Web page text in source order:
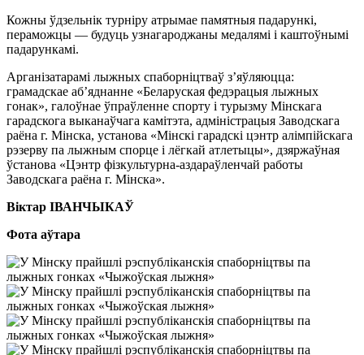
Кожны ўдзельнік турніру атрымае памятныя падарункі,
пераможцы — будуць узнагароджаны медалямі і каштоўнымі
падарункамі.
Арганізатарамі лыжных спаборніцтваў з’яўляюцца:
грамадскае аб’яднанне «Беларуская федэрацыя лыжных
гонак», галоўнае ўпраўленне спорту і турызму Мінскага
гарадскога выканаўчага камітэта, адміністрацыя Заводскага
раёна г. Мінска, установа «Мінскі гарадскі цэнтр алімпійскага
рэзерву па лыжным спорце і лёгкай атлетыцы», дзяржаўная
ўстанова «Цэнтр фізкультурна-аздараўленчай работы
Заводскага раёна г. Мінска».
Віктар ІВАНЧЫКАЎ
Фота аўтара